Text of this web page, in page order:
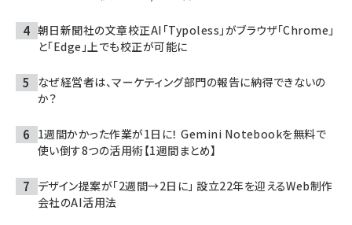
朝日新聞社の文章校正AI「Typoless」がブラウザ「Chrome」
と「Edge」上でも校正が可能に
なぜ経営者は、マーケティング部門の報告に納得できないの
か？
1週間かかった作業が1日に！ Gemini Notebookを無料で
使い倒す8つの活用術【1週間まとめ】
デザイン提案が「2週間→2日に」 設立22年を迎えるWeb制作
会社のAI活用法